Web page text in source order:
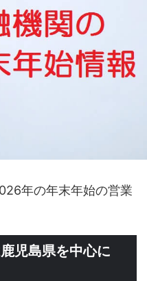
年の年末年始の営業
児島県を中心に